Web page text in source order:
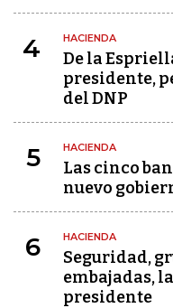
4 HACIENDA
De la
presidente,
del DNP
5 HACIENDA
Las cinco
nuevo
6 HACIENDA
Seguridad,
embajadas,
presidente